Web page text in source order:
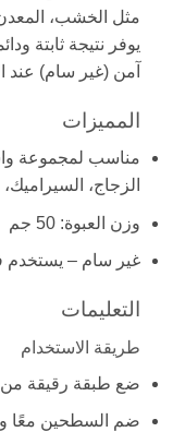
مثل الخشب،
يوفر نتيجة ثابتة
آمن (غير سام) عند
المميزات
مناسب لمجموعة
الزجاج،
وزن العبوة: 50 جم
غير سام – يستخدم
التعليمات
طريقة الاستخدام
ضع طبقة رقيقة من
ضم السطحين معًا